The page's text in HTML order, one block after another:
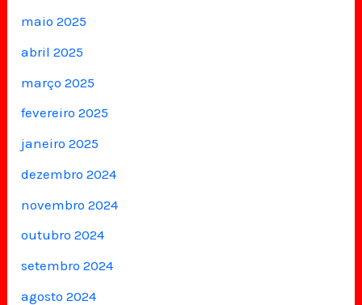
maio 2025
abril 2025
março 2025
fevereiro 2025
janeiro 2025
dezembro 2024
novembro 2024
outubro 2024
setembro 2024
agosto 2024